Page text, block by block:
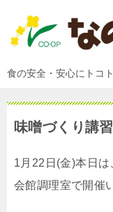
食の安全・安心にトコ
味噌づくり講
1月22日(金)本日
会館調理室で開催